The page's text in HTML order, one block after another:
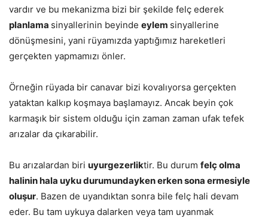
vardır ve bu mekanizma bizi bir şekilde felç ederek
planlama sinyallerinin beyinde eylem sinyallerine
dönüşmesini, yani rüyamızda yaptığımız hareketleri
gerçekten yapmamızı önler.
Örneğin rüyada bir canavar bizi kovalıyorsa gerçekten
yataktan kalkıp koşmaya başlamayız. Ancak beyin çok
karmaşık bir sistem olduğu için zaman zaman ufak tefek
arızalar da çıkarabilir.
Bu arızalardan biri uyurgezerliktir. Bu durum felç olma
halinin hala uyku durumundayken erken sona ermesiyle
oluşur. Bazen de uyandıktan sonra bile felç hali devam
eder. Bu tam uykuya dalarken veya tam uyanmak